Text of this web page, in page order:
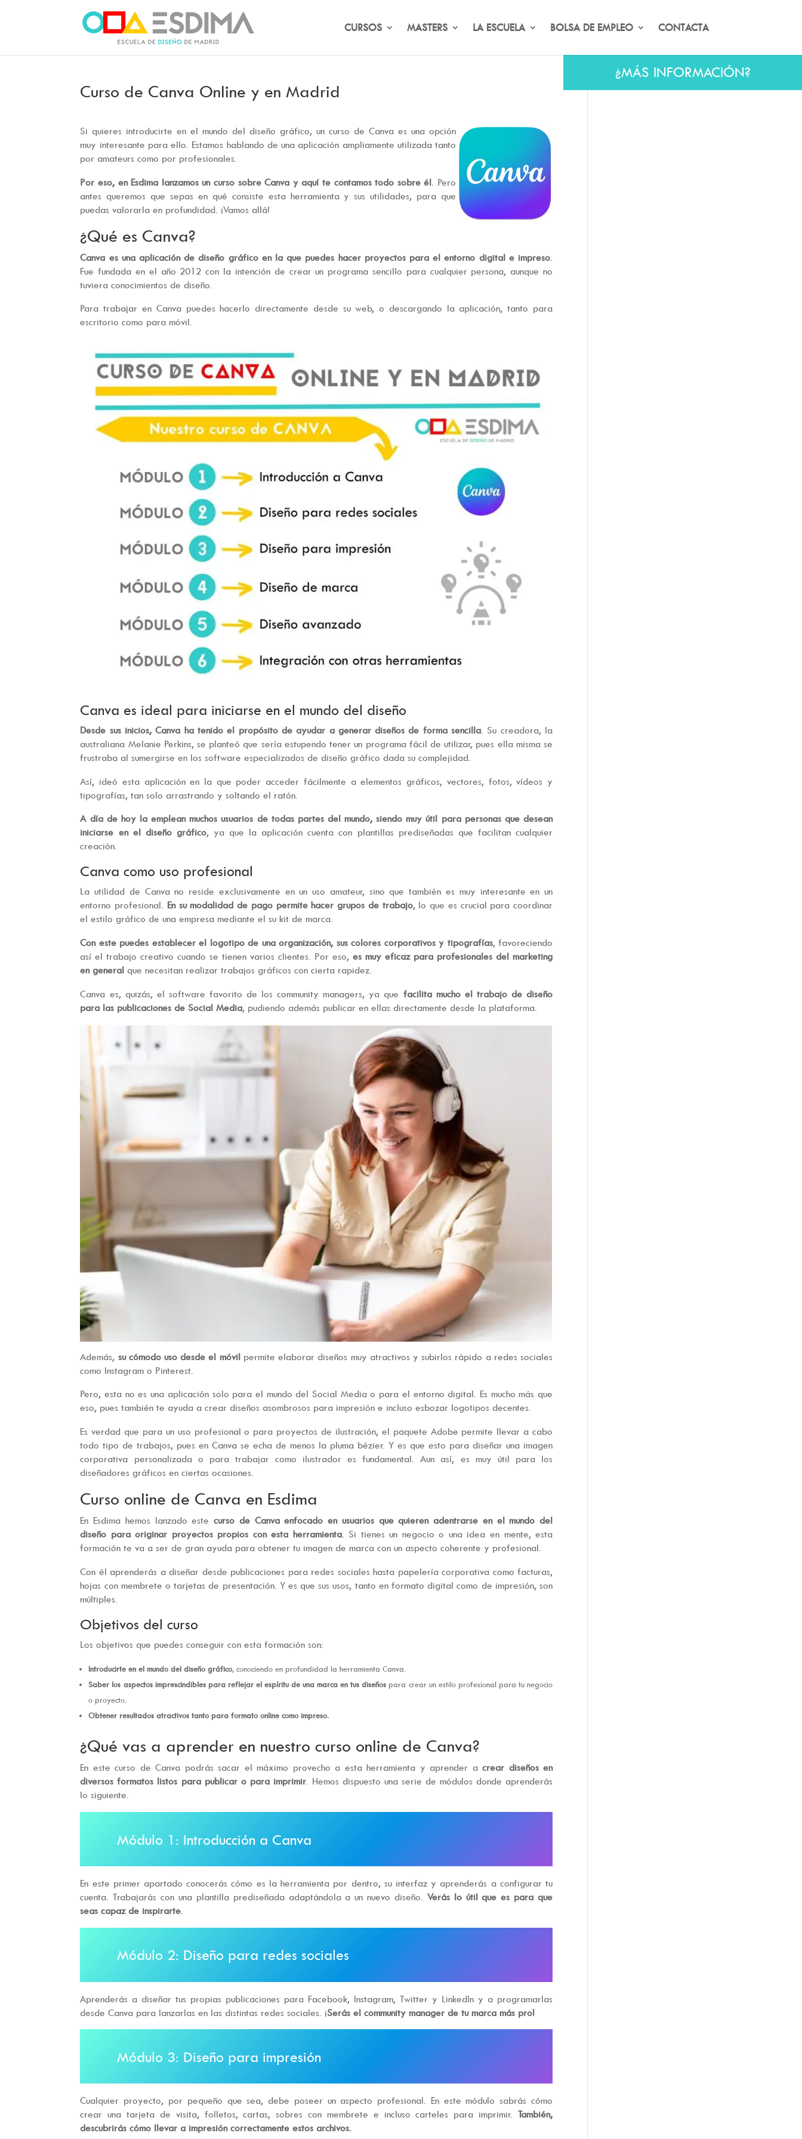
CURSOS MASTERS LA ESCUELA BOLSA DE EMPLEO CONTACTA
Curso de Canva Online y en Madrid
Si quieres introducirte en el mundo del diseño gráfico, un curso de Canva es una opción
muy interesante para ello. Estamos hablando de una aplicación ampliamente utilizada tanto
por amateurs como por profesionales.
Por eso, en Esdima lanzamos un curso sobre Canva y aquí te contamos todo sobre él . Pero
antes queremos que sepas en qué consiste esta herramienta y sus utilidades, para que
puedas valorarla en profundidad. ¡Vamos allá!
¿Qué es Canva?
Canva es una aplicación de diseño gráfico en la que puedes hacer proyectos para el entorno digital e impreso
Fue fundada en el año 2012 con la intención de crear un programa sencillo para cualquier persona, aunque no
tuviera conocimientos de diseño.
Para trabajar en Canva puedes hacerlo directamente desde su web, o descargando la aplicación, tanto para
escritorio como para móvil.
Canva es ideal para iniciarse en el mundo del diseño
Desde sus inicios, Canva ha tenido el propósito de ayudar a generar diseños de forma sencilla . Su creadora, la
australiana Melanie Perkins, se planteó que sería estupendo tener un programa fácil de utilizar, pues ella misma se
frustraba al sumergirse en los software especializados de diseño gráfico dada su complejidad.
Así, ideó esta aplicación en la que poder acceder fácilmente a elementos gráficos, vectores, fotos, vídeos y
tipografías, tan solo arrastrando y soltando el ratón.
A día de hoy la emplean muchos usuarios de todas partes del mundo, siendo muy útil para personas que desean
iniciarse en el diseño gráfico, ya que la aplicación cuenta con plantillas prediseñadas que facilitan cualquier
creación.
Canva como uso profesional
La utilidad de Canva no reside exclusivamente en un uso amateur, sino que también es muy interesante en un
entorno profesional. En su modalidad de pago permite hacer grupos de trabajo, lo que es crucial para coordinar
el estilo gráfico de una empresa mediante el su kit de marca.
Con este puedes establecer el logotipo de una organización, sus colores corporativos y tipografías, favoreciendo
así el trabajo creativo cuando se tienen varios clientes. Por eso,es muy eficaz para profesionales del marketing
en general que necesitan realizar trabajos gráficos con cierta rapidez.
Canva es, quizás, el software favorito de los community managers, ya que facilita mucho el trabajo de diseño
para las publicaciones de Social Media, pudiendo además publicar en ellas directamente desde la plataforma.
Además, su cómodo uso desde el móvil permite elaborar diseños muy atractivos y subirlos rápido a redes sociales
como Instagram o Pinterest.
Pero, esta no es una aplicación solo para el mundo del Social Media o para el entorno digital. Es mucho más que
eso, pues también te ayuda a crear diseños asombrosos para impresión e incluso esbozar logotipos decentes.
Es verdad que para un uso profesional o para proyectos de ilustración, el paquete Adobe permite llevar a cabo
todo tipo de trabajos, pues en Canva se echa de menos la pluma bézier. Y es que esto para diseñar una imagen
corporativa personalizada o para trabajar como ilustrador es fundamental. Aun así, es muy útil para los
diseñadores gráficos en ciertas ocasiones.
Curso online de Canva en Esdima
En Esdima hemos lanzado estecurso de Canva enfocado en usuarios que quieren adentrarse en el mundo del
diseño para originar proyectos propios con esta herramienta. Si tienes un negocio o una idea en mente, esta
formación te va a ser de gran ayuda para obtener tu imagen de marca con un aspecto coherente y profesional.
Con él aprenderás a diseñar desde publicaciones para redes sociales hasta papelería corporativa como facturas,
hojas con membrete o tarjetas de presentación. Y es que sus usos, tanto en formato digital como de impresión, son
múltiples.
Objetivos del curso
Los objetivos que puedes conseguir con esta formación son:
Introducirte en el mundo del diseño gráfico, conociendo en profundidad la herramienta Canva.
Saber los aspectos imprescindibles para reflejar el espíritu de una marca en tus diseños para crear un estilo profesional para tu negocio
o proyecto.
Obtener resultados atractivos tanto para formato online como impreso.
¿Qué vas a aprender en nuestro curso online de Canva?
En este curso de Canva podrás sacar el máximo provecho a esta herramienta y aprender acrear diseños en
diversos formatos listos para publicar o para imprimir. Hemos dispuesto una serie de módulos donde aprenderás
lo siguiente.
Módulo 1: Introducción a Canva
En este primer apartado conocerás cómo es la herramienta por dentro, su interfaz y aprenderás a configurar tu
cuenta. Trabajarás con una plantilla prediseñada adaptándola a un nuevo diseño. Verás lo útil que es para que
seas capaz de inspirarte.
Módulo 2: Diseño para redes sociales
Aprenderás a diseñar tus propias publicaciones para Facebook, Instagram, Twitter y LinkedIn y a programarlas
desde Canva para lanzarlas en las distintas redes sociales. ¡Serás el community manager de tu marca más pro!
Módulo 3: Diseño para impresión
Cualquier proyecto, por pequeño que sea, debe poseer un aspecto profesional. En este módulo sabrás cómo
crear una tarjeta de visita, folletos, cartas, sobres con membrete e incluso carteles para imprimir.También,
descubrirás cómo llevar a impresión correctamente estos archivos.
¿MÁS INFORMACIÓN?